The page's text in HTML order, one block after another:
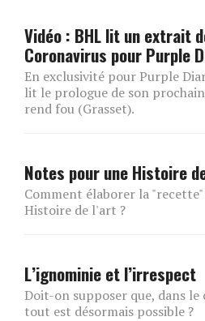
Vidéo : BHL lit un extrait
Coronavirus pour Purple
En exclusivité pour Purple
lit le prologue de son
rend fou (Grasset).
Notes pour une Histoire
Comment élaborer la
Histoire de l'art ?
L’ignominie et l’irrespect
Doit-on supposer que, dans le
tout est désormais possible ?